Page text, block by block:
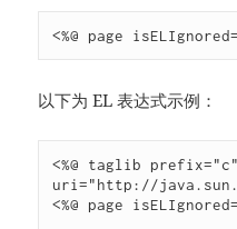
<%@ page
以下为 EL 表达式示例：
<%@ taglib prefix="c"
uri="http://
<%@ page